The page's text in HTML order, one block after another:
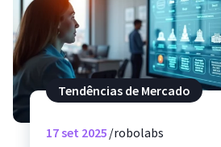
Tendências de Mercado
17set 2025 robolabs